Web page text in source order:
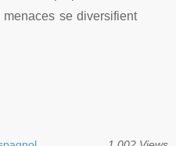
se diversifient